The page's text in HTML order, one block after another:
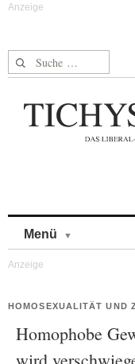
Suche nach:
Menü
HOMOSEXUALITÄT UND
Homophobe